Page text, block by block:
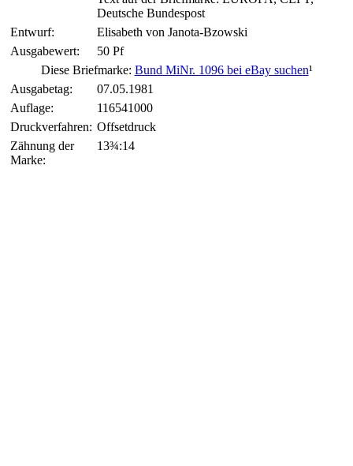
Deutsche Bundespost
Entwurf:
Elisabeth von Janota-Bzowski
Ausgabewert:
50 Pf
Diese Briefmarke: Bund MiNr. 1096 bei eBay suchen¹
Ausgabetag:
07.05.1981
Auflage:
116541000
Druckverfahren: Offsetdruck
Zähnung der
Marke:
13¾:14